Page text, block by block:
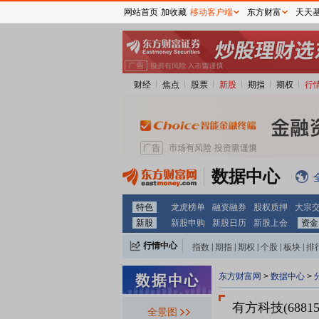
财经 焦点 股票 新股 期指 期权 行
数据中心
特色 龙虎榜单 融资融券 股权质押
大宗
新股
新股申购 新股日历 新股上会 资金
行情中心 指数 期指 期权 个股 板块 排
全景图
东方财富网 > 数据中心 >
有方科技
网站首页 加收藏 移动客户端 东方财富 天天